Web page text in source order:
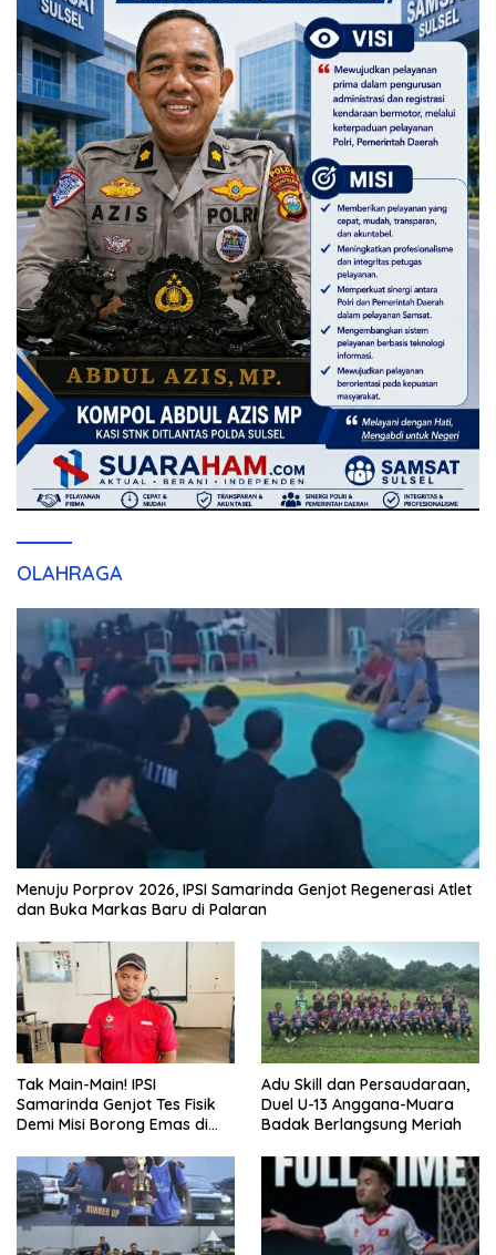
OLAHRAGA
Menuju Porprov 2026, IPSI Samarinda Genjot Regenerasi Atlet
dan Buka Markas Baru di Palaran
Tak Main-Main! IPSI
Samarinda Genjot Tes Fisik
Demi Misi Borong Emas di
Adu Skill dan Persaudaraan,
Duel U-13 Anggana-Muara
Badak Berlangsung Meriah